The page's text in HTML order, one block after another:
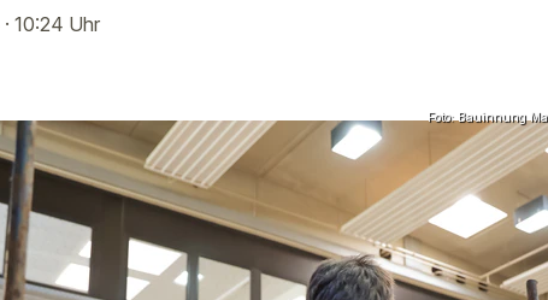
· 10:24 Uhr
Foto: Bauinnung